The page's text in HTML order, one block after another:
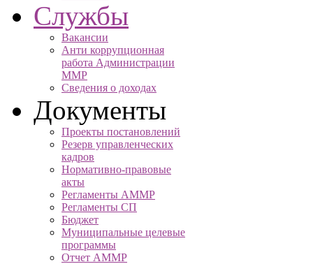
Службы
Вакансии
Анти коррупционная
работа Администрации
ММР
Сведения о доходах
Документы
Проекты постановлений
Резерв управленческих
кадров
Нормативно-правовые
акты
Регламенты АММР
Регламенты СП
Бюджет
Муниципальные целевые
программы
Отчет АММР